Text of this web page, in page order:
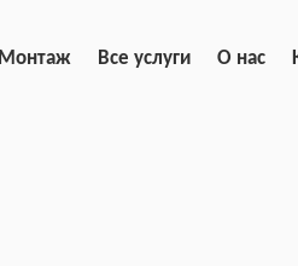
Монтаж Все услуги О нас